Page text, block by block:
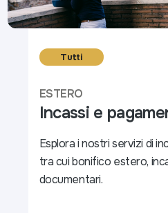
Tutti
ESTERO
Incassi e
Esplora i nostri servizi di
tra cui bonifico estero,
documentari.